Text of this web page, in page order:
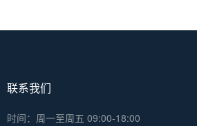
联系我们
时间：周一至周五 09:00-18:00